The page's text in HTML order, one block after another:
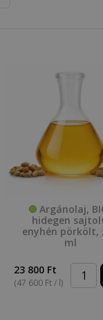
Argánolaj,
hidegen
enyhén pörkölt,
ml
23 800 Ft
(47 600 Ft / l)